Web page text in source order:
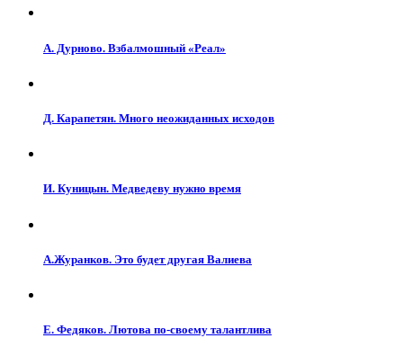
А. Дурново. Взбалмошный «Реал»
Д. Карапетян. Много неожиданных исходов
И. Куницын. Медведеву нужно время
А.Журанков. Это будет другая Валиева
Е. Федяков. Лютова по-своему талантлива